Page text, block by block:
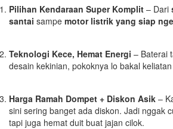
Pilihan Kendaraan Super Komplit – Dari
santai sampe motor listrik yang siap
Teknologi Kece, Hemat Energi – Baterai
desain kekinian, pokoknya lo bakal
Harga Ramah Dompet + Diskon Asik –
sini sering banget ada diskon. Jadi nggak
tapi juga hemat duit buat jajan cilok.